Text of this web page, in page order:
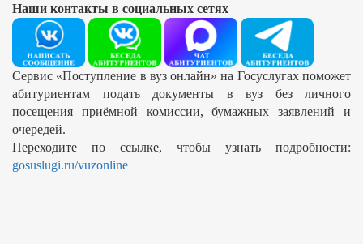
Наши контакты в социальных сетях
Сервис «Поступление в вуз онлайн» на Госуслугах поможет
абитуриентам подать документы в вуз без личного
посещения приёмной комиссии, бумажных заявлений и
очередей.
Переходите по ссылке, чтобы узнать подробности:
gosuslugi.ru/vuzonline